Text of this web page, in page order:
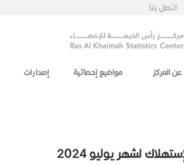
اتصل بنا
عن المركز مواضيع إحصائية إصدارات
لشهر يوليو 2024